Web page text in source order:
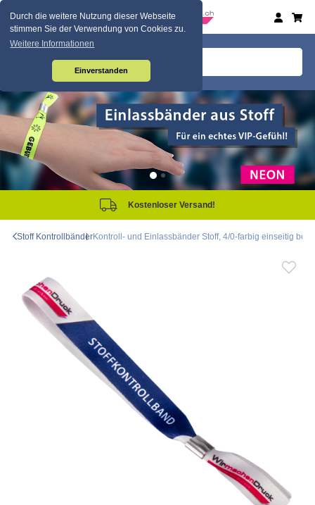
Durch die weitere Nutzung dieser Webseite
stimmen Sie der Verwendung von Cookies zu.
Weitere Informationen
Einverstanden
Stoff KontrollbänderKontroll- und Einlassbänder Stoff, 4/0-farbig einseitig